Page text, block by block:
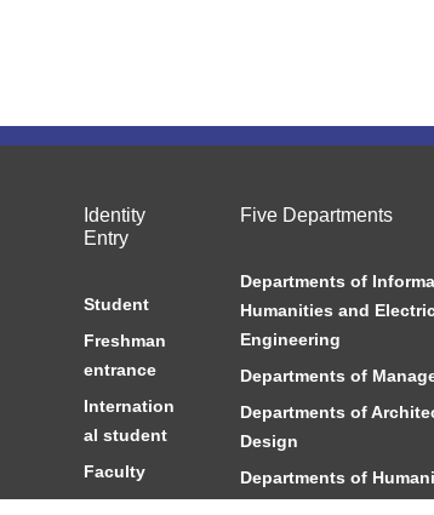
Identity
Entry
Student
Freshman
entrance
Internation
al student
Faculty
Five Departments
Departments of
Humanities and
Engineering
Departments of
Departments of
Design
Departments of